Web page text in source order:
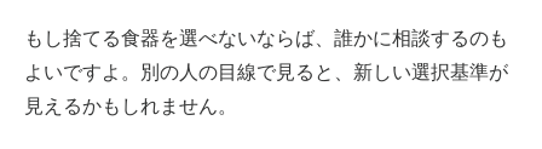
もし捨てる食器を選べないならば、誰かに相談するのも
よいですよ。別の人の目線で見ると、新しい選択基準が
見えるかもしれません。